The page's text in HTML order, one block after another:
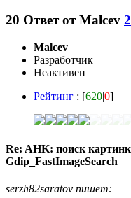
20 Ответ отMalcev
Malcev
Разработчик
Неактивен
Рейтинг : [620|0]
Re: AHK: поиск
Gdip_FastImageSearch
serzh82saratov пишет: